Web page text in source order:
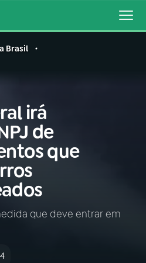
VIVO
Brasil
irá
de
que
que deve entrar em